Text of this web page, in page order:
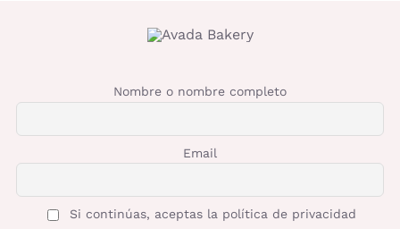
Mercería
Bolsas
Prendas Handmade
Amigurumis
Nombre o nombre completo
Email
Si continúas, aceptas la política de privacidad